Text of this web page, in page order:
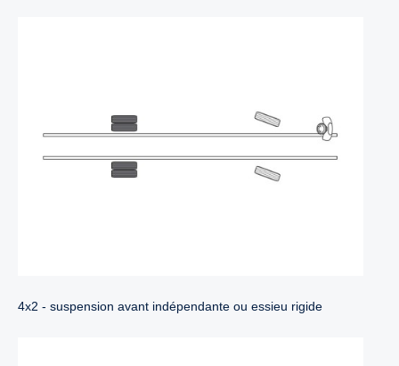
4x2 - suspension avant indépendante ou essieu rigide